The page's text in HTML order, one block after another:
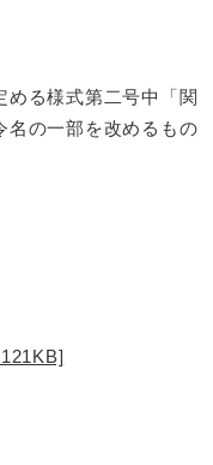
る様式第二号中「関
名の一部を改めるもの